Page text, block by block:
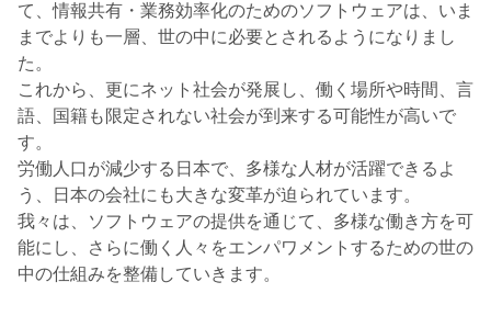
て、情報共有・業務効率化のためのソフトウェアは、いま
までよりも一層、世の中に必要とされるようになりまし
た。
これから、更にネット社会が発展し、働く場所や時間、言
語、国籍も限定されない社会が到来する可能性が高いで
す。
労働人口が減少する日本で、多様な人材が活躍できるよ
う、日本の会社にも大きな変革が迫られています。
我々は、ソフトウェアの提供を通じて、多様な働き方を可
能にし、さらに働く人々をエンパワメントするための世の
中の仕組みを整備していきます。